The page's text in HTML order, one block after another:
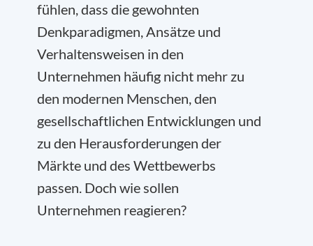
fühlen, dass die gewohnten
Denkparadigmen, Ansätze und
Verhaltensweisen in den
Unternehmen häufig nicht mehr zu
den modernen Menschen, den
gesellschaftlichen Entwicklungen und
zu den Herausforderungen der
Märkte und des Wettbewerbs
passen. Doch wie sollen
Unternehmen reagieren?